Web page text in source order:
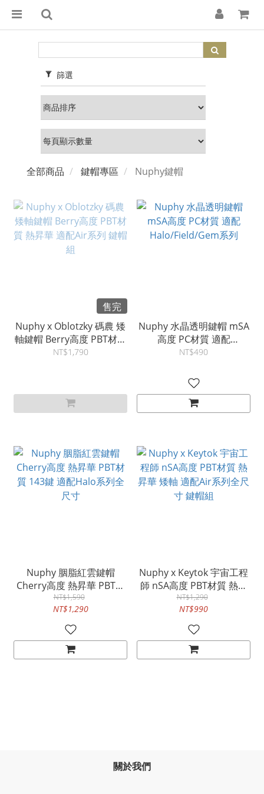
篩選
全部商品 鍵帽專區 Nuphy鍵帽
售完
Nuphy x Oblotzky 碼農 矮
軸鍵帽 Berry高度 PBT材質
熱昇華 適配Air系列 鍵帽組
NT$1,790
Nuphy 水晶透明鍵帽 mSA
高度 PC材質 適配
Halo/Field/Gem系列
NT$490
Nuphy 胭脂紅雲鍵帽
Cherry高度 熱昇華 PBT材
質 143鍵 適配Halo系列全
尺寸
NT$1,590
NT$1,290
Nuphy x Keytok 宇宙工程
師 nSA高度 PBT材質 熱昇
華 矮軸 適配Air系列全尺寸
鍵帽組
NT$1,290
NT$990
關於我們